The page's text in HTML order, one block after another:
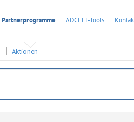
Partnerprogramme ADCELL-Tools
Aktionen